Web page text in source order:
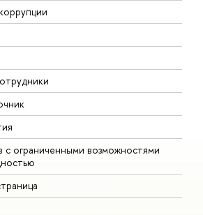
ограниченными возможностями